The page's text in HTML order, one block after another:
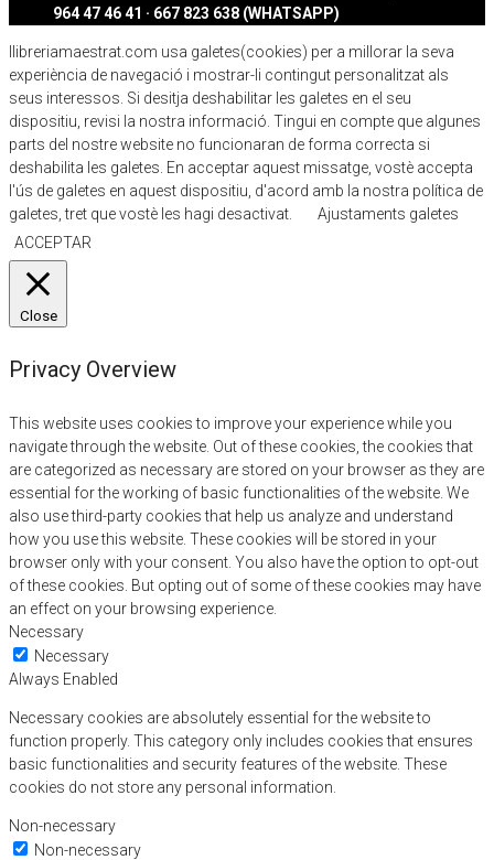
964 47 46 41 · 667 823 638 (WHATSAPP)
llibreriamaestrat.com usa galetes(cookies) per a millorar la seva
experiència de navegació i mostrar-li contingut personalitzat als
seus interessos. Si desitja deshabilitar les galetes en el seu
dispositiu, revisi la nostra informació. Tingui en compte que algunes
parts del nostre website no funcionaran de forma correcta si
deshabilita les galetes. En acceptar aquest missatge, vostè accepta
l'ús de galetes en aquest dispositiu, d'acord amb la nostra política de
galetes, tret que vostè les hagi desactivat.
Ajustaments galetes
ACCEPTAR
Close
Privacy Overview
This website uses cookies to improve your experience while you
navigate through the website. Out of these cookies, the cookies that
are categorized as necessary are stored on your browser as they are
essential for the working of basic functionalities of the website. We
also use third-party cookies that help us analyze and understand
how you use this website. These cookies will be stored in your
browser only with your consent. You also have the option to opt-out
of these cookies. But opting out of some of these cookies may have
an effect on your browsing experience.
Necessary
Necessary
Always Enabled
Necessary cookies are absolutely essential for the website to
function properly. This category only includes cookies that ensures
basic functionalities and security features of the website. These
cookies do not store any personal information.
Non-necessary
Non-necessary